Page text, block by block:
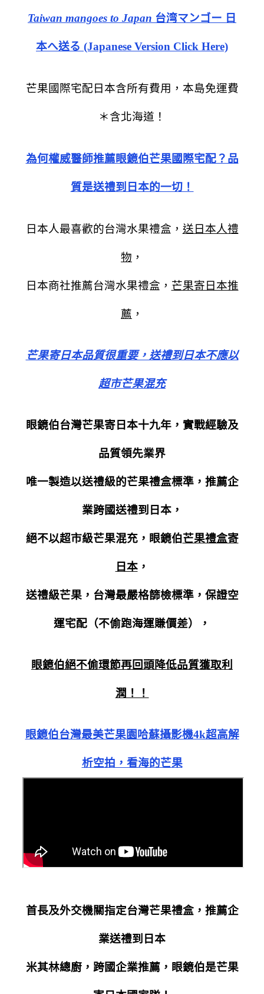
Taiwan mangoes to Japan 台湾マンゴー 日
本へ送る (Japanese Version Click Here)
芒果國際宅配日本含所有費用，本島免運費
＊含北海道！
為何權威醫師推薦眼鏡伯芒果國際宅配？品
質是送禮到日本的一切！
日本人最喜歡的台灣水果禮盒， 送日本人禮
物 ，
日本商社推薦台灣水果禮盒， 芒果寄日本推
薦 ，
芒果寄日本品質很重要，送禮到日本不應以
超市芒果混充
眼鏡伯台灣芒果寄日本十九年，實戰經驗及
品質領先業界
唯一製造以送禮級的芒果禮盒標準，推薦企
業跨國送禮到日本，
絕不以超市級芒果混充，眼鏡伯芒果禮盒寄
日本，
送禮級芒果，台灣最嚴格篩檢標準，保證空
運宅配（不偷跑海運賺價差），
眼鏡伯絕不偷環節再回頭降低品質獲取利
潤！！
眼鏡伯台灣最美芒果園哈蘇攝影機4k超高解
析空拍，看海的芒果
首長及外交機關指定台灣芒果禮盒，推薦企
業送禮到日本
米其林總廚，跨國企業推薦，眼鏡伯是芒果